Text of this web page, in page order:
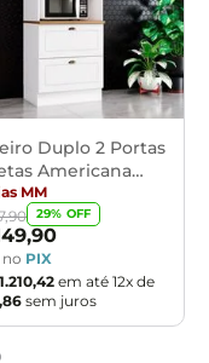
Duplo 2 Portas
Americana
MM
,90 29% OFF
,90
no PIX
1.210,42 em até 12x de
,86 sem juros